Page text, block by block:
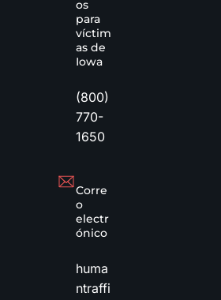
os
para
víctim
as de
Iowa
(800)
770-
1650
Corre
o
electr
ónico
huma
ntraffi